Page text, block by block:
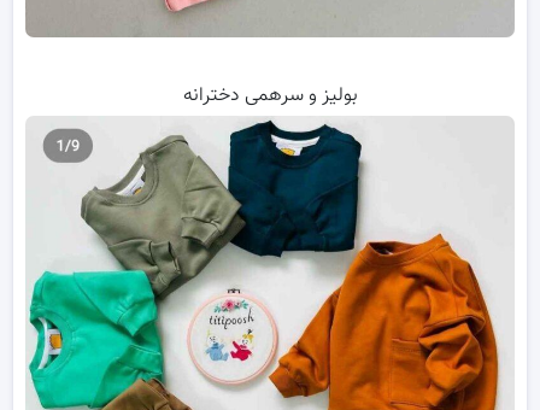
بولیز و سرهمی دخترانه